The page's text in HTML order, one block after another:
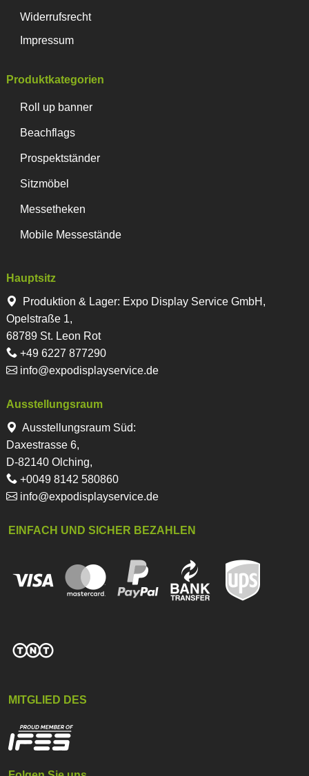
Widerrufsrecht
Impressum
Produktkategorien
Roll up banner
Beachflags
Prospektständer
Sitzmöbel
Messetheken
Mobile Messestände
Hauptsitz
Produktion & Lager: Expo Display Service GmbH,
Opelstraße 1,
68789 St. Leon Rot
+49 6227 877290
info@expodisplayservice.de
Ausstellungsraum
Ausstellungsraum Süd:
Daxestrasse 6,
D-82140 Olching,
+0049 8142 580860
info@expodisplayservice.de
EINFACH UND SICHER BEZAHLEN
MITGLIED DES